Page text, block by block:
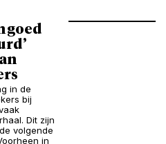
goed
in de
bij
Dit zijn
volgende
in